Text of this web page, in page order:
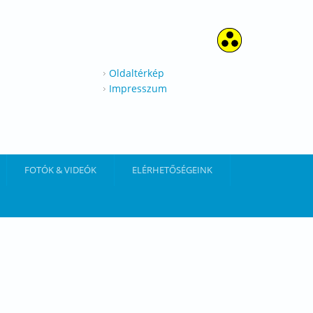
Oldaltérkép
Impresszum
FOTÓK & VIDEÓK ELÉRHETŐSÉGEINK